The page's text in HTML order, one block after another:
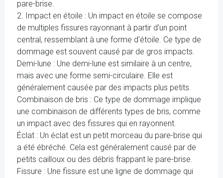
pare-brise.
2. Impact en étoile : Un impact en étoile se compose
de multiples fissures rayonnant à partir d'un point
central, ressemblant à une forme d'étoile. Ce type de
dommage est souvent causé par de gros impacts.
Demi-lune : Une demi-lune est similaire à un centre,
mais avec une forme semi-circulaire. Elle est
généralement causée par des impacts plus petits.
Combinaison de bris : Ce type de dommage implique
une combinaison de différents types de bris, comme
un impact avec des fissures qui en rayonnent.
Éclat : Un éclat est un petit morceau du pare-brise qui
a été ébréché. Cela est généralement causé par de
petits cailloux ou des débris frappant le pare-brise.
Fissure : Une fissure est une ligne de dommage qui